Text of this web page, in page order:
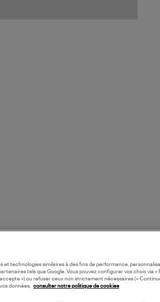
et technologies similaires à des fins de performance,
tels que Google. Vous pouvez configurer vos choix via «
») ou refuser ceux non strictement nécessaires («
données, consulter notre politique de cookies